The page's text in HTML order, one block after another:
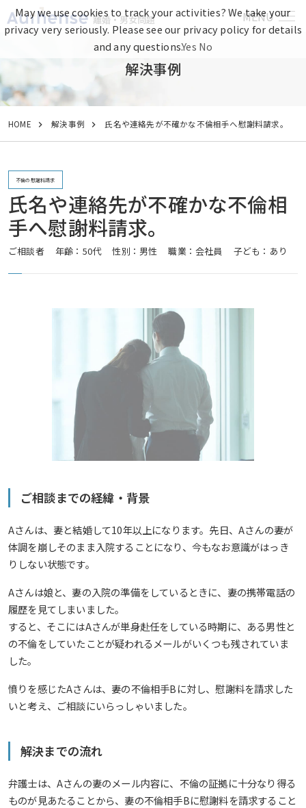
MENU
離婚・男女問題
解決事例
HOME 解決事例 氏名や連絡先が不確かな不倫相手へ慰謝料請求。
不倫の慰謝料請求
氏名や連絡先が不確かな不倫相
手へ慰謝料請求。
ご相談者 年齢：50代 性別：男性 職業：会社員 子ども：あり
ご相談までの経緯・背景
Aさんは、妻と結婚して10年以上になります。先日、Aさんの妻が
体調を崩しそのまま入院することになり、今もなお意識がはっき
りしない状態です。
Aさんは娘と、妻の入院の準備をしているときに、妻の携帯電話の
履歴を見てしまいました。
すると、そこにはAさんが単身赴任をしている時期に、ある男性と
の不倫をしていたことが疑われるメールがいくつも残されていま
した。
憤りを感じたAさんは、妻の不倫相手Bに対し、慰謝料を請求した
いと考え、ご相談にいらっしゃいました。
解決までの流れ
弁護士は、Aさんの妻のメール内容に、不倫の証拠に十分なり得る
ものが見あたることから、妻の不倫相手Bに慰謝料を請求すること
May we use cookies to track your activities? We take your
privacy very seriously. Please see our privacy policy for details
and any questions.Yes No